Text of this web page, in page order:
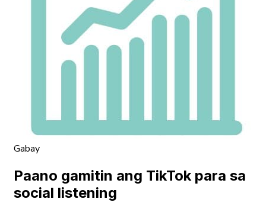
Gabay
Paano gamitin ang TikTok para sa
social listening